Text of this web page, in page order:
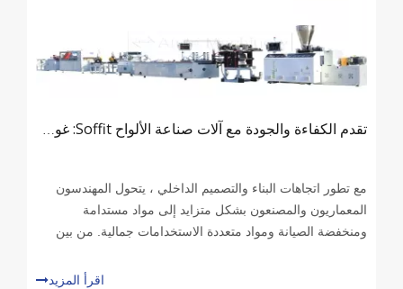
تقدم الكفاءة والجودة مع آلات صناعة الألواح Soffit: غوص عميق في خط إنتاج لوحة PVC Soffit
مع تطور اتجاهات البناء والتصميم الداخلي ، يتحول المهندسون
المعماريون والمصنعون بشكل متزايد إلى مواد مستدامة
ومنخفضة الصيانة ومواد متعددة الاستخدامات جمالية. من بين
معروفة بمتانتها ، ومقاومة الطقس ، ومظهرها الشبيه بالخشب.
اقرأ المزيد